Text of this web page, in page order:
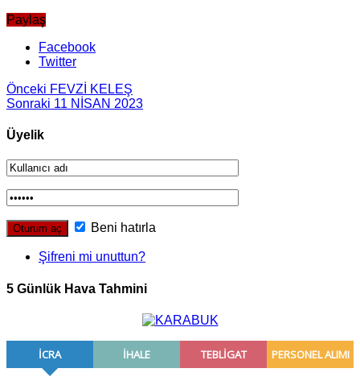
Paylaş
Facebook
Twitter
Önceki FEVZİ KELEŞ
Sonraki 11 NİSAN 2023
Üyelik
Beni hatırla
Şifreni mi unuttun?
5 Günlük Hava Tahmini